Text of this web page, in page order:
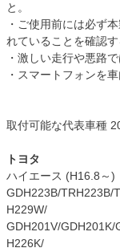
と。
・ご使用前には必ず
れていることを確認
・激しい走行や悪路
・スマートフォンを
取付可能な代表車種
トヨタ
ハイエース (H16.8～)
GDH223B/TRH223B/
H229W/
GDH201V/GDH201K/
H226K/